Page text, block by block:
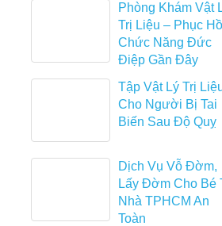
Phòng Khám Vật
Trị Liệu – Phục
Chức Năng Đức
Điệp Gần Đây
Tập Vật Lý Trị
Cho Người Bị Tai
Biến Sau Độ Quỵ
Dịch Vụ Vỗ Đờm,
Lấy Đờm Cho Bé
Nhà TPHCM An
Toàn